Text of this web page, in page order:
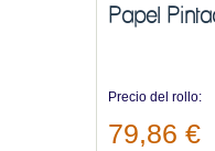
Papel
Precio del rollo:
79,86 €